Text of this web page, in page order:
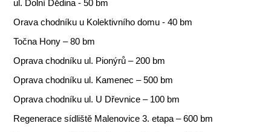
ul. Dolní Dědina - 50 bm
Orava chodníku u Kolektivního domu - 40 bm
Točna Hony – 80 bm
Oprava chodníku ul. Pionýrů – 200 bm
Oprava chodníku ul. Kamenec – 500 bm
Oprava chodníku ul. U Dřevnice – 100 bm
Regenerace sídliště Malenovice 3. etapa – 600 bm